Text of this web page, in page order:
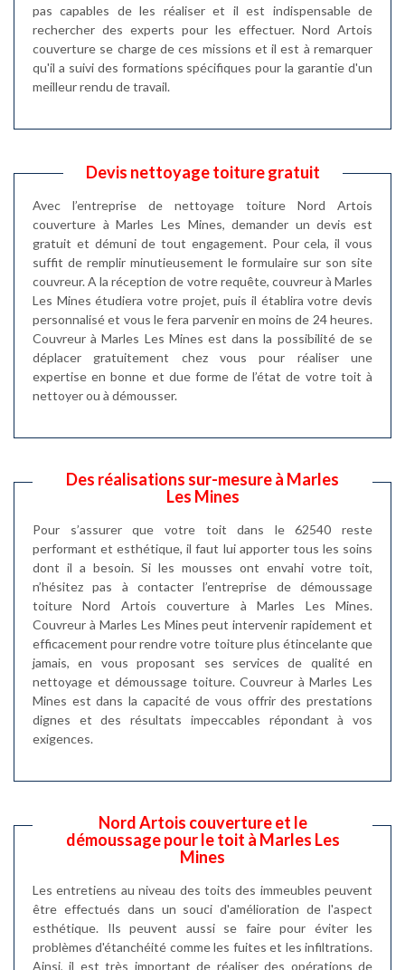
pas capables de les réaliser et il est indispensable de
rechercher des experts pour les effectuer. Nord Artois
couverture se charge de ces missions et il est à remarquer
qu'il a suivi des formations spécifiques pour la garantie d'un
meilleur rendu de travail.
Devis nettoyage toiture gratuit
Avec l’entreprise de nettoyage toiture Nord Artois
couverture à Marles Les Mines, demander un devis est
gratuit et démuni de tout engagement. Pour cela, il vous
suffit de remplir minutieusement le formulaire sur son site
couvreur. A la réception de votre requête, couvreur à Marles
Les Mines étudiera votre projet, puis il établira votre devis
personnalisé et vous le fera parvenir en moins de 24 heures.
Couvreur à Marles Les Mines est dans la possibilité de se
déplacer gratuitement chez vous pour réaliser une
expertise en bonne et due forme de l’état de votre toit à
nettoyer ou à démousser.
Des réalisations sur-mesure à Marles
Les Mines
Pour s’assurer que votre toit dans le 62540 reste
performant et esthétique, il faut lui apporter tous les soins
dont il a besoin. Si les mousses ont envahi votre toit,
n’hésitez pas à contacter l’entreprise de démoussage
toiture Nord Artois couverture à Marles Les Mines.
Couvreur à Marles Les Mines peut intervenir rapidement et
efficacement pour rendre votre toiture plus étincelante que
jamais, en vous proposant ses services de qualité en
nettoyage et démoussage toiture. Couvreur à Marles Les
Mines est dans la capacité de vous offrir des prestations
dignes et des résultats impeccables répondant à vos
exigences.
Nord Artois couverture et le
démoussage pour le toit à Marles Les
Mines
Les entretiens au niveau des toits des immeubles peuvent
être effectués dans un souci d'amélioration de l'aspect
esthétique. Ils peuvent aussi se faire pour éviter les
problèmes d'étanchéité comme les fuites et les infiltrations.
Ainsi, il est très important de réaliser des opérations de